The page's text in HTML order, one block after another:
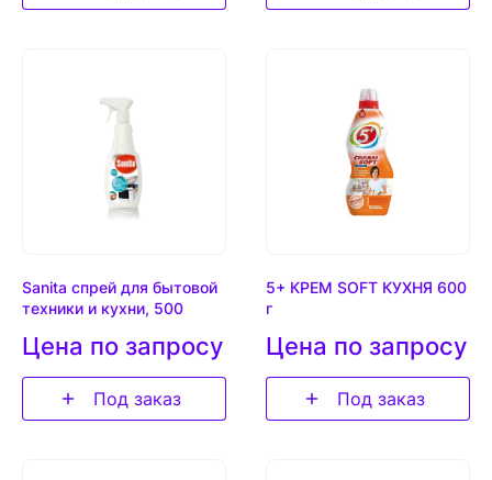
Sanita спрей для бытовой
техники и кухни, 500
Цена по запросу
Под заказ
5+ КРЕМ SOFT КУХНЯ 600
г
Цена по запросу
Под заказ